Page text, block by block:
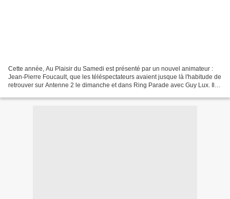
Cette année, Au Plaisir du Samedi est présenté par un nouvel animateur :
Jean-Pierre Foucault, que les téléspectateurs avaient jusque là l'habitude de
retrouver sur Antenne 2 le dimanche et dans Ring Parade avec Guy Lux. Il